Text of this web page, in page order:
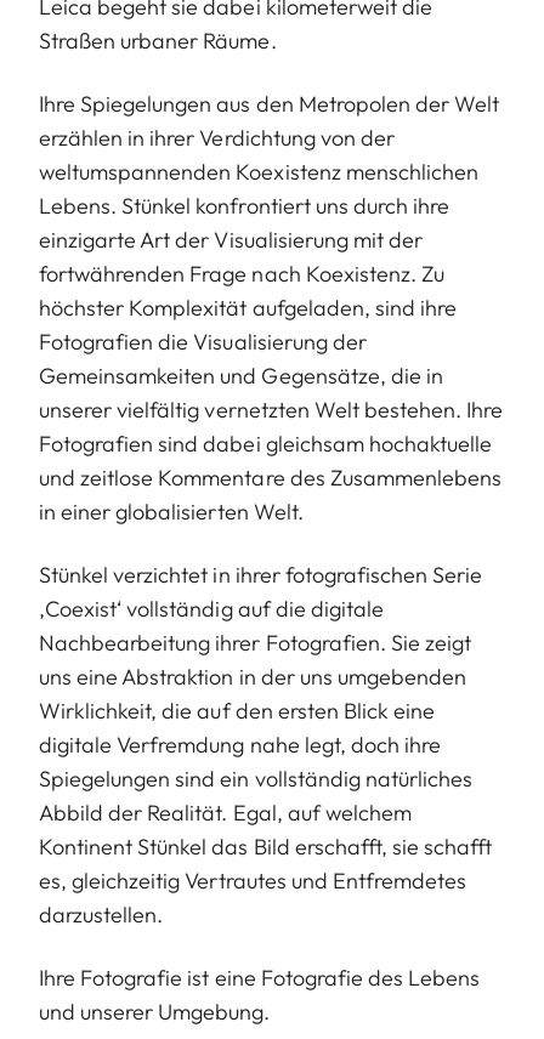
Leica begeht sie dabei kilometerweit die
Straßen urbaner Räume.
Ihre Spiegelungen aus den Metropolen der Welt
erzählen in ihrer Verdichtung von der
weltumspannenden Koexistenz menschlichen
Lebens. Stünkel konfrontiert uns durch ihre
einzigarte Art der Visualisierung mit der
fortwährenden Frage nach Koexistenz. Zu
höchster Komplexität aufgeladen, sind ihre
Fotografien die Visualisierung der
Gemeinsamkeiten und Gegensätze, die in
unserer vielfältig vernetzten Welt bestehen. Ihre
Fotografien sind dabei gleichsam hochaktuelle
und zeitlose Kommentare des Zusammenlebens
in einer globalisierten Welt.
Stünkel verzichtet in ihrer fotografischen Serie
‚Coexist‘ vollständig auf die digitale
Nachbearbeitung ihrer Fotografien. Sie zeigt
uns eine Abstraktion in der uns umgebenden
Wirklichkeit, die auf den ersten Blick eine
digitale Verfremdung nahe legt, doch ihre
Spiegelungen sind ein vollständig natürliches
Abbild der Realität. Egal, auf welchem ​​
Kontinent Stünkel das Bild erschafft, sie schafft
es, gleichzeitig Vertrautes und Entfremdetes
darzustellen.
Ihre Fotografie ist eine Fotografie des Lebens
und unserer Umgebung.